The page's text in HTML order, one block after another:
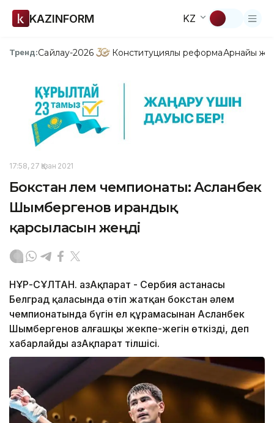
KAZINFORM KZ
Тренд:Сайлау-2026 Конституциялық реформаАрнайы
17:58, 27 Қазан 2021
Бокстан әлем чемпионаты: Асланбек
Шымбергенов ирандық
қарсыласын жеңді
НҰР-СҰЛТАН. ҚазАқпарат - Сербия астанасы
Белград қаласында өтіп жатқан бокстан әлем
чемпионатында бүгін ел құрамасынан Асланбек
Шымбергенов алғашқы жекпе-жегін өткізді, деп
хабарлайды ҚазАқпарат тілшісі.